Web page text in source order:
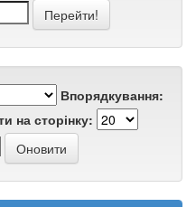
Впорядкування:
на сторінку: